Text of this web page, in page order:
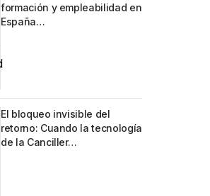
formación y empleabilidad en
España…
El bloqueo invisible del
retorno: Cuando la tecnología
de la Canciller…